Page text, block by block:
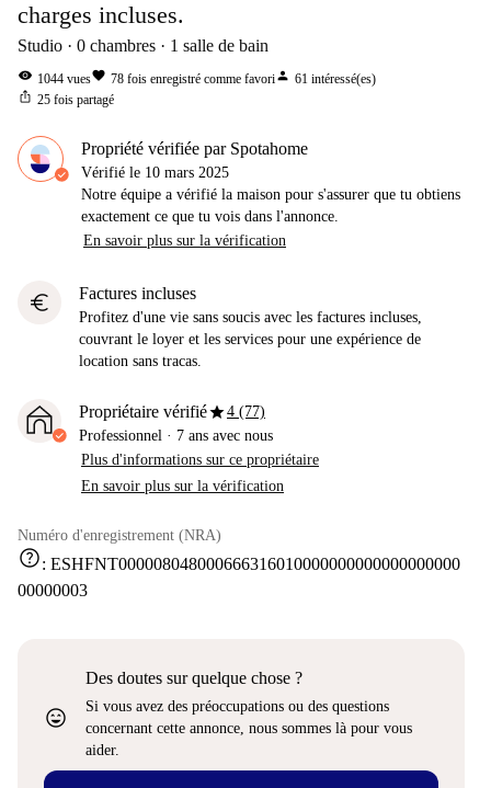
charges incluses.
Studio 0 chambres 1 salle de bain
visibility 1044 vuesfavorite 78 fois enregistré comme favoriperson 61 intéressé(es)
ios_share 25 fois partagé
Propriété vérifiée par Spotahome
Vérifié le 10 mars 2025
Notre équipe a vérifié la maison pour s'assurer que tu obtiens
exactement ce que tu vois dans l'annonce.
En savoir plus sur la vérification
euro Factures incluses
Profitez d'une vie sans soucis avec les factures incluses,
couvrant le loyer et les services pour une expérience de
location sans tracas.
Propriétaire vérifiéstar4 (77)
Professionnel · 7 ans avec nous
Plus d'informations sur ce propriétaire
En savoir plus sur la vérification
Numéro d'enregistrement (NRA)
help: ESHFNT000008048000666316010000000000000000000
00000003
sentiment_very_satisfied
Des doutes sur quelque chose ?
Si vous avez des préoccupations ou des questions
concernant cette annonce, nous sommes là pour vous
aider.